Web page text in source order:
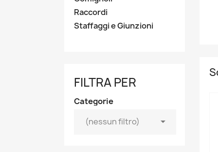
Raccordi
Staffaggi e Giunzioni
FILTRA PER
Categorie
(nessun filtro)
